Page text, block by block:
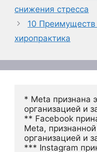
снижения стресса
10
хиропрактика
* Meta признана
организацией и
** Facebook
Meta,
организацией и
*** Instagram